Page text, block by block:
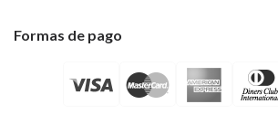
Formas de pago